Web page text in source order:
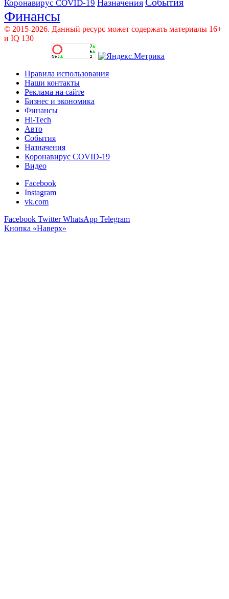
Коронавирус COVID-19 Назначения
Финансы
© 2015-2026. Данный ресурс может содержать материалы 16+
и IQ 130
Правила использования
Наши контакты
Реклама на сайте
Бизнес и экономика
Финансы
Hi-Tech
Авто
События
Назначения
Коронавирус COVID-19
Видео
Facebook
Instagram
vk.com
Facebook Twitter WhatsApp Telegram
Кнопка «Наверх»